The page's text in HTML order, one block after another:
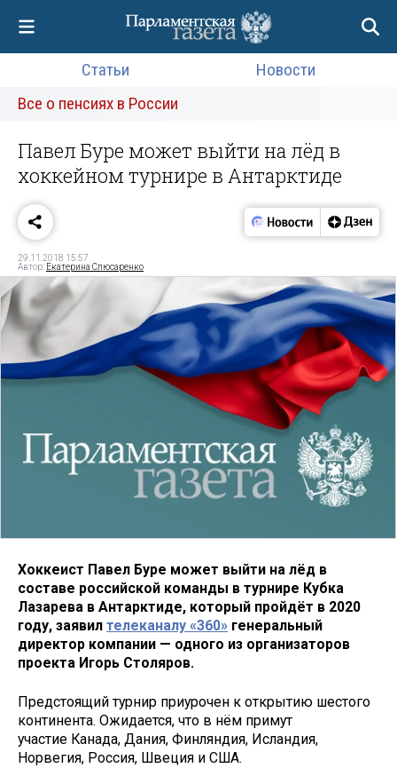
Статьи
Новости
Все о пенсиях в России
Павел Буре может выйти на лёд в
хоккейном турнире в Антарктиде
29.11.2018 15:57
Автор: Екатерина Слюсаренко
Хоккеист Павел Буре может выйти на лёд в
составе российской команды в турнире Кубка
Лазарева в Антарктиде, который пройдёт в 2020
году, заявил телеканалу «360» генеральный
директор компании — одного из организаторов
проекта Игорь Столяров.
Предстоящий турнир приурочен к открытию шестого
континента. Ожидается, что в нём примут
участие Канада, Дания, Финляндия, Исландия,
Норвегия, Россия, Швеция и США.